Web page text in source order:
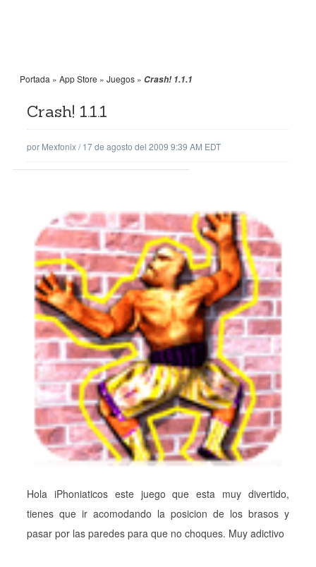
Portada » App Store » Juegos » Crash! 1.1.1
Crash! 1.1.1
por Mexfonix/17 de agosto del 2009 9:39 AM EDT
Hola iPhoniaticos este juego que esta muy divertido,
tienes que ir acomodando la posicion de los brasos y
pasar por las paredes para que no choques. Muy adictivo